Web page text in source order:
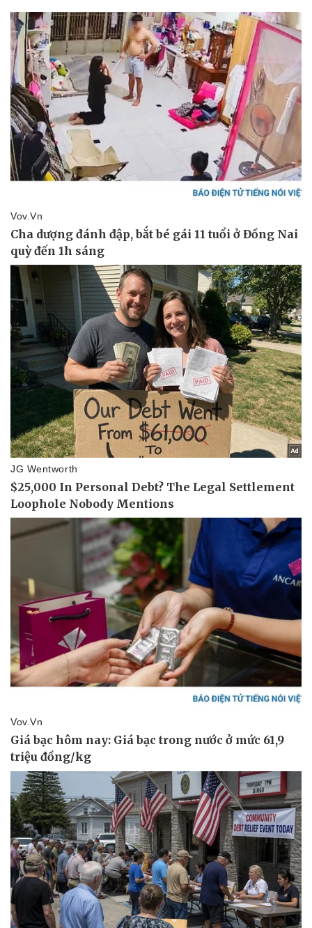
Thể thao
Bóng đá
Lịch thi đấu bóng đá
Thế giới thể thao
eSports
Hậu trường
Ô tô - Xe máy
Ô tô
Xe máy
Tư vấn
Doanh nghiệp
Thông tin doanh nghiệp
Doanh nghiệp 24h
Doanh nhân
Vì cộng đồng
Công nghệ
Tin Công nghệ
Trải nghiệm
Chuyển đổi số